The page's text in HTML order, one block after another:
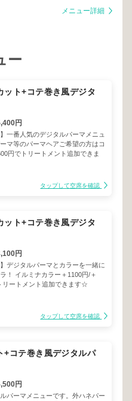
メニュー詳細
ー
ット+コテ巻き風デジタ
円
一番人気のデジタルパーマメニュ
マ等のパーマヘアご希望の方はコ
円でトリートメント追加できま
タップして空席を確認
ット+コテ巻き風デジタ
円
デジタルパーマとカラーを一緒に
！ イルミナカラー＋1100円/＋
リートメント追加できます☆
タップして空席を確認
+コテ巻き風デジタルパ
円
パーマメニューです。外ハネパー